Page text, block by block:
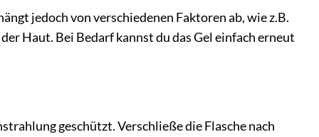
jedoch von verschiedenen Faktoren ab, wie z.B.
Haut. Bei Bedarf kannst du das Gel einfach erneut
geschützt. Verschließe die Flasche nach